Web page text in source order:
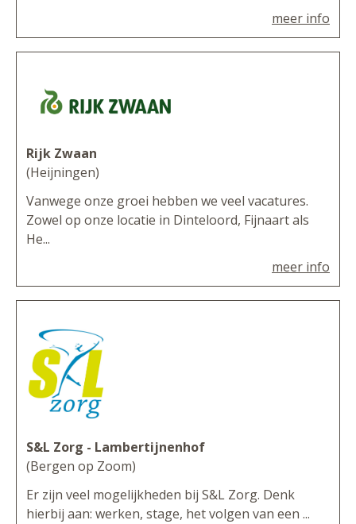
meer info
Rijk Zwaan
(Heijningen)
Vanwege onze groei hebben we veel vacatures.
Zowel op onze locatie in Dinteloord, Fijnaart als
He...
meer info
S&L Zorg - Lambertijnenhof
(Bergen op Zoom)
Er zijn veel mogelijkheden bij S&L Zorg. Denk
hierbij aan: werken, stage, het volgen van een ...